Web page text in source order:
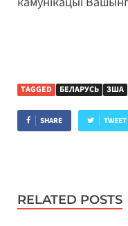
TAGGED БЕЛАРУСЬ ЗША
SHARE TWEET
RELATED POSTS